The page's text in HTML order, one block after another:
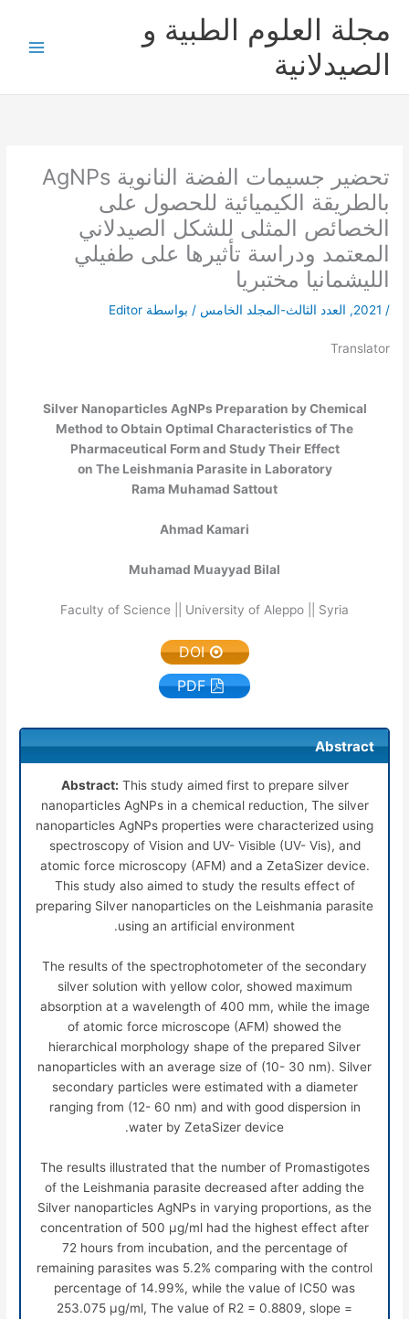
المحتوى
مجلة العلوم الطبية و
الصيدلانية
تحضير جسيمات الفضة النانوية AgNPs
بالطريقة الكيميائية للحصول على
الخصائص المثلى للشكل الصيدلاني
المعتمد ودراسة تأثيرها على طفيلي
الليشمانيا مختبريا
/
2021
, العدد الثالث-المجلد الخامس / بواسطة Editor
Translator
Silver Nanoparticles AgNPs Preparation by Chemical
Method to Obtain Optimal Characteristics of The
Pharmaceutical Form and Study Their Effect
on The Leishmania Parasite in Laboratory
Rama Muhamad Sattout
Ahmad Kamari
Muhamad Muayyad Bilal
Faculty of Science || University of Aleppo || Syria
DOI
PDF
Abstract
Abstract: This study aimed first to prepare silver
nanoparticles AgNPs in a chemical reduction, The silver
nanoparticles AgNPs properties were characterized using
spectroscopy of Vision and UV- Visible (UV- Vis), and
atomic force microscopy (AFM) and a ZetaSizer device.
This study also aimed to study the results effect of
preparing Silver nanoparticles on the Leishmania parasite
using an artificial environment.
The results of the spectrophotometer of the secondary
silver solution with yellow color, showed maximum
absorption at a wavelength of 400 mm, while the image
of atomic force microscope (AFM) showed the
hierarchical morphology shape of the prepared Silver
nanoparticles with an average size of (10- 30 nm). Silver
secondary particles were estimated with a diameter
ranging from (12- 60 nm) and with good dispersion in
water by ZetaSizer device.
The results illustrated that the number of Promastigotes
of the Leishmania parasite decreased after adding the
Silver nanoparticles AgNPs in varying proportions, as the
concentration of 500 μg/ml had the highest effect after
72 hours from incubation, and the percentage of
remaining parasites was 5.2% comparing with the control
percentage of 14.99%, while the value of IC50 was
253.075 μg/ml, The value of R2 = 0.8809, slope =